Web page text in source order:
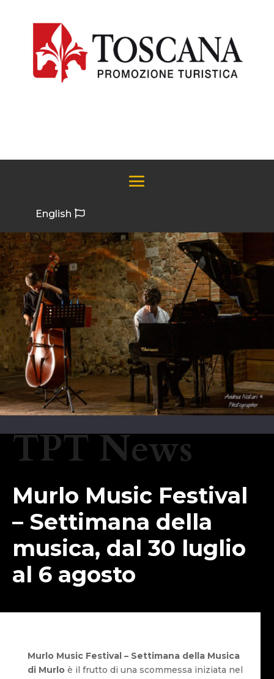
English
TPT News
Murlo Music Festival
– Settimana della
musica, dal 30 luglio
al 6 agosto
Murlo Music Festival – Settimana della Musica
di Murloè il frutto di una scommessa iniziata nel